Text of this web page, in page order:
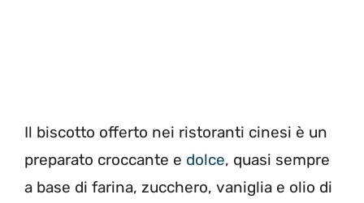
Il biscotto offerto nei ristoranti cinesi è un
preparato croccante e dolce, quasi sempre
a base di farina, zucchero, vaniglia e olio di